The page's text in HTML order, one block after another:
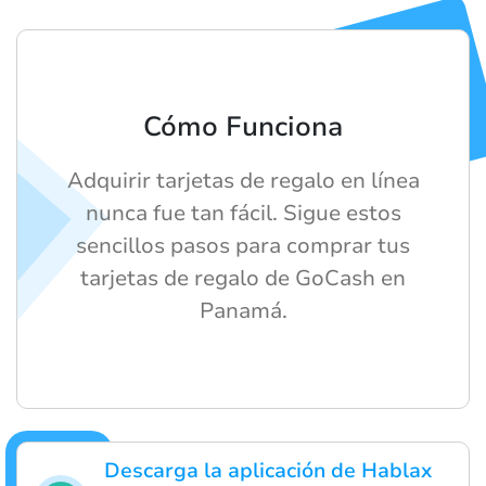
Descarga la aplicación de Hablax
Cómo Funciona
Adquirir tarjetas de regalo en línea
nunca fue tan fácil. Sigue estos
sencillos pasos para comprar tus
tarjetas de regalo de GoCash en
Panamá.